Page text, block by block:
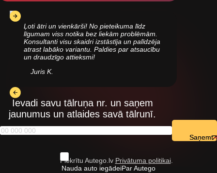
Ļoti ātri un vienkārši! No pieteikuma līdz
līgumam viss notika bez liekām problēmām.
Konsultanti visu skaidri izstāstīja un palīdzēja
atrast labāko variantu. Paldies par atsaucību
un draudzīgo attieksmi!
Juris K.
Ievadi savu tālruņa nr. un saņem
jaunumus un atlaides savā tālrunī.
Piekrītu Autego.lv Privātuma politikai.
Nauda auto iegādeiPar Autego